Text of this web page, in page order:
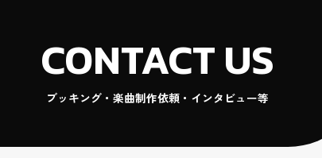
CONTACT US
ブッキング・楽曲制作依頼・インタビュー等